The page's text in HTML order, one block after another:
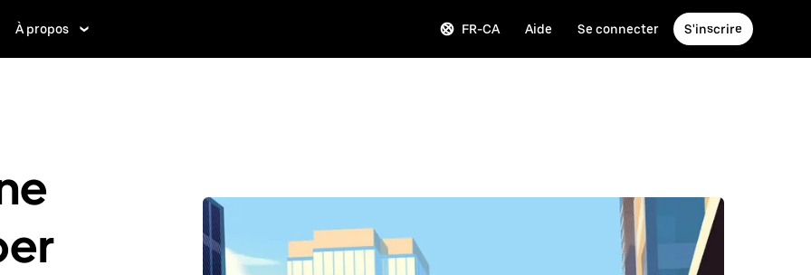
À propos FR-CA Aide Se connecter S'inscrire